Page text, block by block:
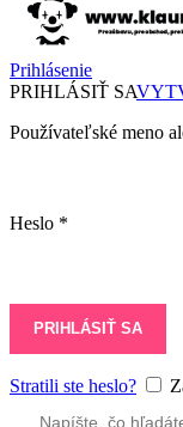
Prihlásenie
PRIHLÁSIŤ SA
Používateľské meno
Heslo *
PRIHLÁSIŤ SA
Stratili ste heslo?